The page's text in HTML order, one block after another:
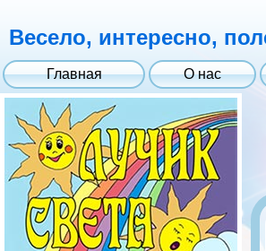
Весело, интересно,
Главная О нас